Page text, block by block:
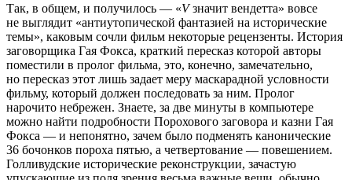
Так, в общем, и получилось — «Vзначит вендетта» вовсе
не выглядит «антиутопической фантазией на исторические
темы», каковым сочли фильм некоторые рецензенты. История
заговорщика Гая Фокса, краткий пересказ которой авторы
поместили в пролог фильма, это, конечно, замечательно,
но пересказ этот лишь задает меру маскарадной условности
фильму, который должен последовать за ним. Пролог
нарочито небрежен. Знаете, за две минуты в компьютере
можно найти подробности Порохового заговора и казни Гая
Фокса — и непонятно, зачем было подменять канонические
36 бочонков пороха пятью, а четвертование — повешением.
Голливудские исторические реконструкции, зачастую